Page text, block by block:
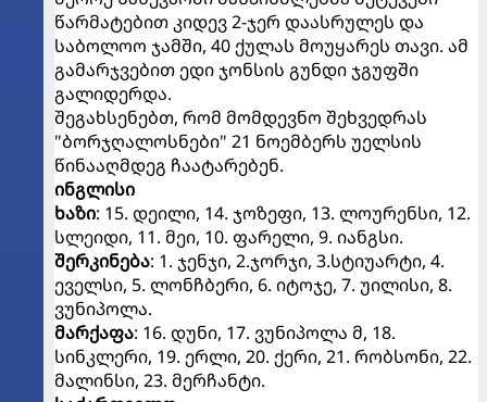
წარმატებით კიდევ 2-ჯერ დაასრულეს და
საბოლოო ჯამში, 40 ქულას მოუყარეს თავი. ამ
გამარჯვებით ედი ჯონსის გუნდი ჯგუფში
გალიდერდა.
შეგახსენებთ, რომ მომდევნო შეხვედრას
"ბორჯღალოსნები" 21 ნოემბერს უელსის
წინააღმდეგ ჩაატარებენ.
ინგლისი
ხაზი: 15. დეილი, 14. ჯოზეფი, 13. ლოურენსი, 12.
სლეიდი, 11. მეი, 10. ფარელი, 9. იანგსი.
შერკინება: 1. ჯენჯი, 2.ჯორჯი, 3.სტიუარტი, 4.
ეველსი, 5. ლონჩბერი, 6. იტოჯე, 7. უილისი, 8.
ვუნიპოლა.
მარქაფა: 16. დუნი, 17. ვუნიპოლა მ, 18.
სინკლერი, 19. ერლი, 20. ქერი, 21. რობსონი, 22.
მალინსი, 23. მერჩანტი.